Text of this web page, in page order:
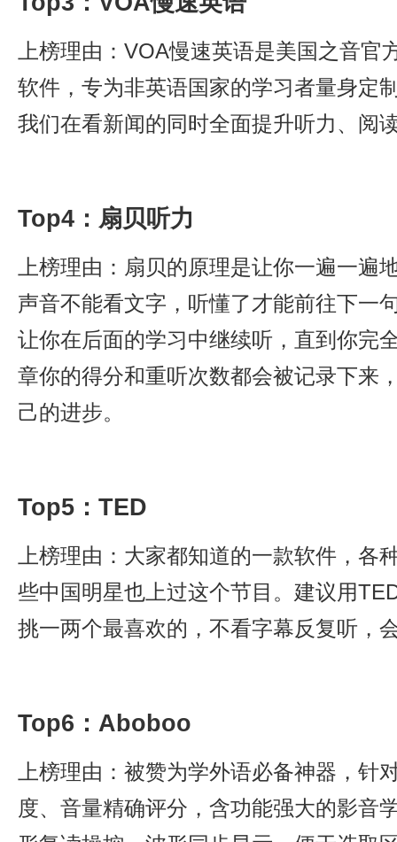
上榜理由：VOA慢速英语是美国之音官
软件，专为非英语国家的学习者量身定
我们在看新闻的同时全面提升听力、阅
Top4：扇贝听力
上榜理由：扇贝的原理是让你一遍一遍
声音不能看文字，听懂了才能前往下一
让你在后面的学习中继续听，直到你完
章你的得分和重听次数都会被记录下来
己的进步。
Top5：TED
上榜理由：大家都知道的一款软件，各
些中国明星也上过这个节目。建议用
挑一两个最喜欢的，不看字幕反复听，
Top6：Aboboo
上榜理由：被赞为学外语必备神器，针
度、音量精确评分，含功能强大的影音